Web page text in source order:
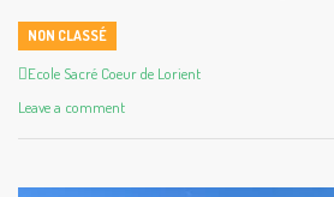
NON CLASSÉ
Author
Ecole Sacré Coeur de Lorient
Leave a comment